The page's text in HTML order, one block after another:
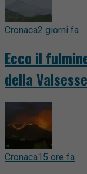
Cronaca2 giorni fa
Ecco il
della
Cronaca15 ore fa